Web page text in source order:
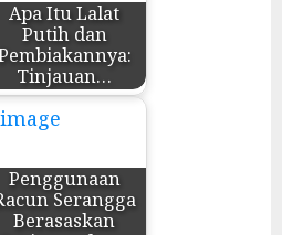
Apa Itu Lalat
Putih dan
Tinjauan…
Penggunaan
Serangga
Berasaskan